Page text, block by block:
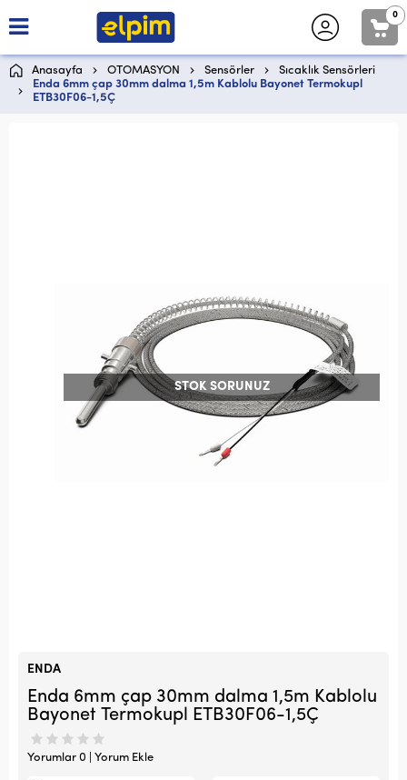
0
Anasayfa OTOMASYON Sensörler
Sıcaklık Sensörleri
Enda 6mm çap 30mm dalma 1,5m Kablolu Bayonet Termokupl
ETB30F06-1,5Ç
STOK SORUNUZ
ENDA
Enda 6mm çap 30mm dalma 1,5m Kablolu
Bayonet Termokupl ETB30F06-1,5Ç
Yorumlar 0 | Yorum Ekle